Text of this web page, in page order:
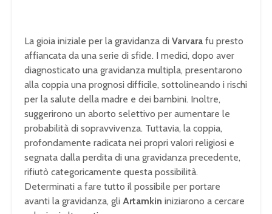
La gioia iniziale per la gravidanza di Varvara fu presto
affiancata da una serie di sfide. I medici, dopo aver
diagnosticato una gravidanza multipla, presentarono
alla coppia una prognosi difficile, sottolineando i rischi
per la salute della madre e dei bambini. Inoltre,
suggerirono un aborto selettivo per aumentare le
probabilità di sopravvivenza. Tuttavia, la coppia,
profondamente radicata nei propri valori religiosi e
segnata dalla perdita di una gravidanza precedente,
rifiutò categoricamente questa possibilità.
Determinati a fare tutto il possibile per portare
avanti la gravidanza, gli Artamkin iniziarono a cercare